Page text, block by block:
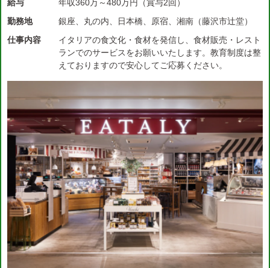
給与
年収360万～480万円（賞与2回）
勤務地
銀座、丸の内、日本橋、原宿、湘南（藤沢市辻堂）
仕事内容
イタリアの食文化・食材を発信し、食材販売・レスト
ランでのサービスをお願いいたします。教育制度は整
えておりますので安心してご応募ください。